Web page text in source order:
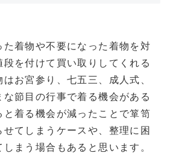
着物や不要になった着物を対
を付けて買い取りしてくれる
お宮参り、七五三、成人式、
節目の行事で着る機会がある
と着る機会が減ったことで箪笥
てしまうケースや、整理に困
まう場合もあると思います。